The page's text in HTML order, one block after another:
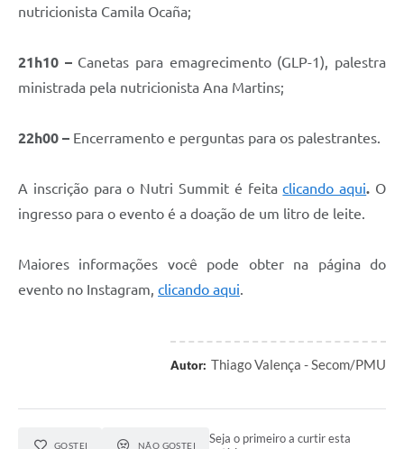
nutricionista Camila Ocaña;
21h10 –Canetas para emagrecimento (GLP-1), palestra
ministrada pela nutricionista Ana Martins;
22h00 – Encerramento e perguntas para os palestrantes.
A inscrição para o Nutri Summit é feitaclicando aqui. O
ingresso para o evento é a doação de um litro de leite.
Maiores informações você pode obter na página do
evento no Instagram, clicando aqui.
Autor: Thiago Valença - Secom/PMU
GOSTEI NÃO GOSTEI
Seja o primeiro a curtir esta